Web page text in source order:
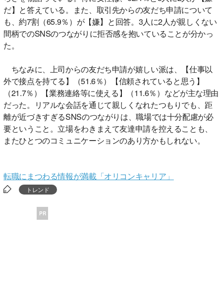
だ】と答えている。また、取引先からの友だち申請について
も、約7割（65.9％）が【嫌】と回答。3人に2人が親しくない
間柄でのSNSのつながりに拒否感を抱いていることが分かっ
た。
ちなみに、上司からの友だち申請が嬉しい派は、【仕事以
外で接点を持てる】（51.6％）【信頼されていると思う】
（21.7％）【業務連絡等に使える】（11.6％）などが主な理由
だった。リアルな会話を通じて親しくなれたつもりでも、距
離が近づきすぎるSNSのつながりは、職場では十分配慮が必
要ということ。立場をわきまえて友達申請を控えることも、
またひとつのコミュニケーションのあり方かもしれない。
転職にまつわる情報が満載「オリコンキャリア」
トレンド
PR